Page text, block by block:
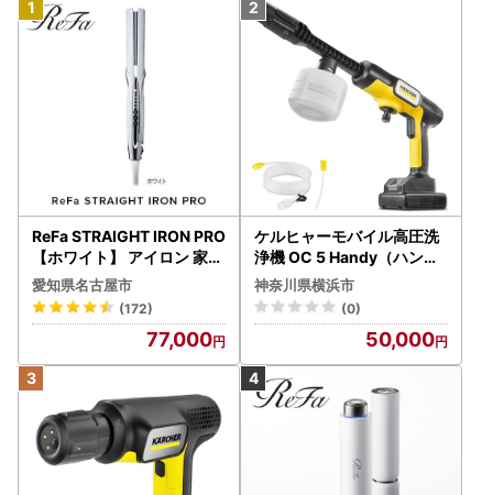
ReFa STRAIGHT IRON PRO
【ホワイト】 アイロン 家電
美容 リファ アイロン
愛知県名古屋市
(172)
77,000
ケルヒャーモバイル高圧洗
浄機 OC 5 Handy（ハンデ
ィジェット） APV0006
神奈川県横浜市
(0)
50,000